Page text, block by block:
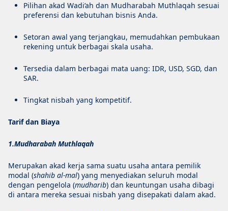
Pilihan akad Wadi’ah dan Mudharabah Muthlaqah sesuai
preferensi dan kebutuhan bisnis Anda.
Setoran awal yang terjangkau, memudahkan pembukaan
rekening untuk berbagai skala usaha.
Tersedia dalam berbagai mata uang: IDR, USD, SGD, dan
SAR.
Tingkat nisbah yang kompetitif.
Tarif dan Biaya
1.Mudharabah Muthlaqah
Merupakan akad kerja sama suatu usaha antara pemilik
modal (shahib al-mal) yang menyediakan seluruh modal
dengan pengelola (mudharib) dan keuntungan usaha dibagi
di antara mereka sesuai nisbah yang disepakati dalam akad.